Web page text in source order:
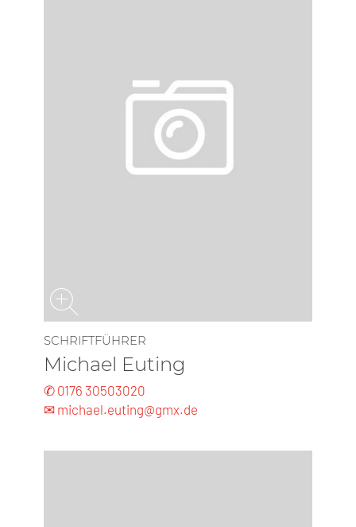
SCHRIFTFÜHRER
Michael Euting
✆ 0176 30503020
✉ michael.euting@gmx.de